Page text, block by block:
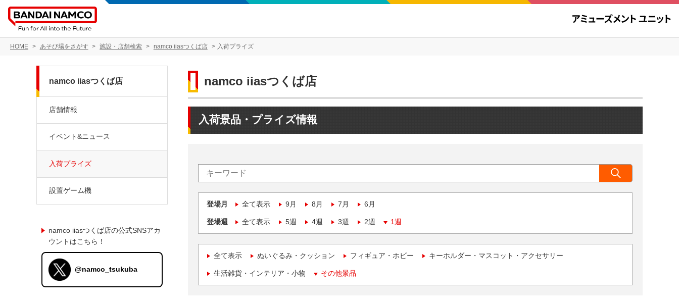
HOME あそび場をさがす 施設・店舗検索 namco iiasつくば店 入荷プライズ
namco iiasつくば店
入荷景品・プライズ情報
登場月 全て表示 9月 8月 7月 6月
登場週 全て表示 5週 4週 3週 2週 1週
全て表示 ぬいぐるみ・クッション フィギュア・ホビー キーホルダー・マスコット・アクセサリー
生活雑貨・インテリア・小物 その他景品
namco iiasつくば店
店舗情報
イベント&ニュース
入荷プライズ
設置ゲーム機
namco iiasつくば店の公式SNSアカ
ウントはこちら！
@namco_tsukuba